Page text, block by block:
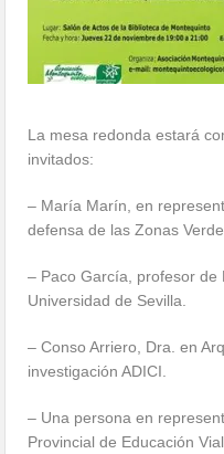
La mesa redonda estará
invitados:
– María Marín, en
defensa de las Zonas
– Paco García, profesor de
Universidad de Sevilla.
– Conso Arriero, Dra. en
investigación ADICI.
– Una persona en
Provincial de Educación